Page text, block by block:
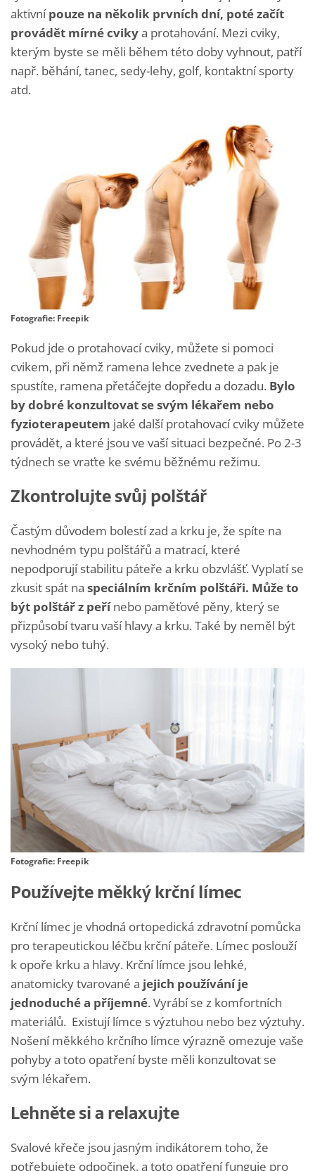
aktivnípouze na několik prvních dní, poté začít
provádět mírné cvikya protahování. Mezi cviky,
kterým byste se měli během této doby vyhnout, patří
např. běhání, tanec, sedy-lehy, golf, kontaktní sporty
atd.
Fotografie: Freepik
Pokud jde o protahovací cviky, můžete si pomoci
cvikem, při němž ramena lehce zvednete a pak je
spustíte, ramena přetáčejte dopředu a dozadu. Bylo
by dobré konzultovat se svým lékařem nebo
fyzioterapeutem jaké další protahovací cviky můžete
provádět, a které jsou ve vaší situaci bezpečné. Po 2-3
týdnech se vraťte ke svému běžnému režimu.
Zkontrolujte svůj polštář
Častým důvodem bolestí zad a krku je, že spíte na
nevhodném typu polštářů a matrací, které
nepodporují stabilitu páteře a krku obzvlášť. Vyplatí se
zkusit spát na speciálním krčním polštáři. Může to
být polštář z peřínebo paměťové pěny, který se
přizpůsobí tvaru vaší hlavy a krku. Také by neměl být
vysoký nebo tuhý.
Fotografie: Freepik
Používejte měkký krční límec
Krční límec je vhodná ortopedická zdravotní pomůcka
pro terapeutickou léčbu krční páteře. Límec poslouží
k opoře krku a hlavy. Krční límce jsou lehké,
anatomicky tvarované a jejich používání je
jednoduché a příjemné. Vyrábí se z komfortních
materiálů. Existují límce s výztuhou nebo bez výztuhy.
Nošení měkkého krčního límce výrazně omezuje vaše
pohyby a toto opatření byste měli konzultovat se
svým lékařem.
Lehněte si a relaxujte
Svalové křeče jsou jasným indikátorem toho, že
potřebujete odpočinek, a toto opatření funguje pro